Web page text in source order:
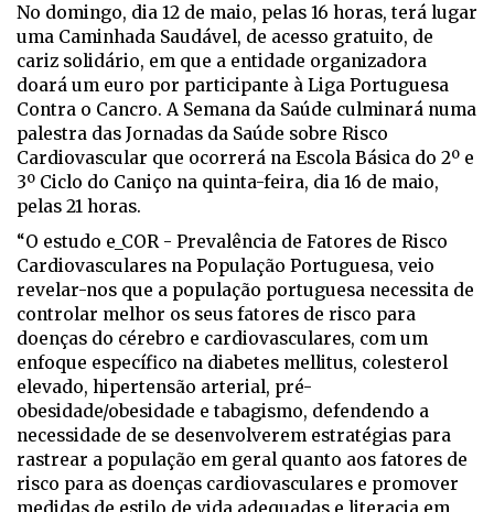
No domingo, dia 12 de maio, pelas 16 horas, terá lugar
uma Caminhada Saudável, de acesso gratuito, de
cariz solidário, em que a entidade organizadora
doará um euro por participante à Liga Portuguesa
Contra o Cancro. A Semana da Saúde culminará numa
palestra das Jornadas da Saúde sobre Risco
Cardiovascular que ocorrerá na Escola Básica do 2º e
3º Ciclo do Caniço na quinta-feira, dia 16 de maio,
pelas 21 horas.
“O estudo e_COR - Prevalência de Fatores de Risco
Cardiovasculares na População Portuguesa, veio
revelar-nos que a população portuguesa necessita de
controlar melhor os seus fatores de risco para
doenças do cérebro e cardiovasculares, com um
enfoque específico na diabetes mellitus, colesterol
elevado, hipertensão arterial, pré-
obesidade/obesidade e tabagismo, defendendo a
necessidade de se desenvolverem estratégias para
rastrear a população em geral quanto aos fatores de
risco para as doenças cardiovasculares e promover
medidas de estilo de vida adequadas e literacia em